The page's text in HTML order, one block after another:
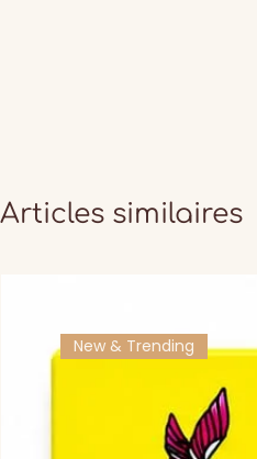
Articles similaires
New & Trending